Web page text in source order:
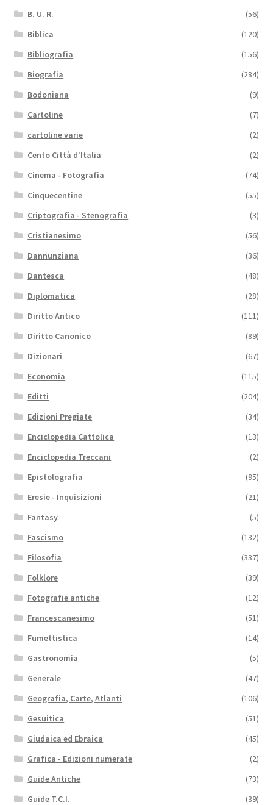
B. U. R.
(56)
Biblica
(120)
Bibliografia
(156)
Biografia
(284)
Bodoniana
(9)
Cartoline
(7)
cartoline varie
(2)
Cento Città d'Italia
(2)
Cinema - Fotografia
(74)
Cinquecentine
(55)
Criptografia - Stenografia
(3)
Cristianesimo
(56)
Dannunziana
(36)
Dantesca
(48)
Diplomatica
(28)
Diritto Antico
(111)
Diritto Canonico
(89)
Dizionari
(67)
Economia
(115)
Editti
(204)
Edizioni Pregiate
(34)
Enciclopedia Cattolica
(13)
Enciclopedia Treccani
(2)
Epistolografia
(95)
Eresie - Inquisizioni
(21)
Fantasy
(5)
Fascismo
(132)
Filosofia
(337)
Folklore
(39)
Fotografie antiche
(12)
Francescanesimo
(51)
Fumettistica
(14)
Gastronomia
(5)
Generale
(47)
Geografia, Carte, Atlanti
(106)
Gesuitica
(51)
Giudaica ed Ebraica
(45)
Grafica - Edizioni numerate
(2)
Guide Antiche
(73)
Guide T.C.I.
(39)